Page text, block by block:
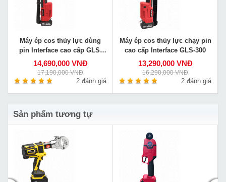
Máy ép cos thủy lực dùng
pin Interface cao cấp GLS-
400
14,690,000 VNĐ
17,190,000 VNĐ
2 đánh giá
Máy ép cos thủy lực chạy pin
cao cấp Interface GLS-300
13,290,000 VNĐ
16,290,000 VNĐ
2 đánh giá
Sản phẩm tương tự